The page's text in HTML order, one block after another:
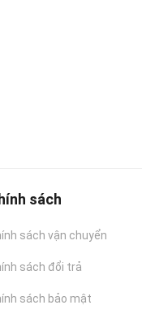
sách
sách vận chuyển
sách đổi trả
sách bảo mật